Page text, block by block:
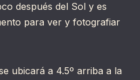
después del Sol y es
para ver y fotografiar
ubicará a 4.5º arriba a la